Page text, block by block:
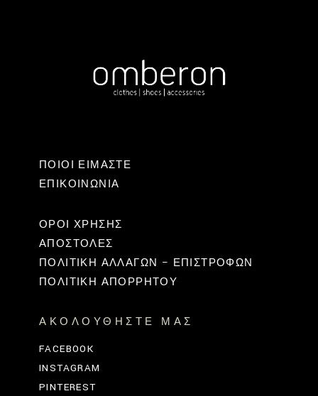
ΠΟΙΟΙ ΕΙΜΑΣΤΕ
ΕΠΙΚΟΙΝΩΝΊΑ
ΟΡΟΙ ΧΡΗΣΗΣ
ΑΠΟΣΤΟΛΕΣ
ΠΟΛΙΤΙΚΉ ΑΛΛΑΓΏΝ – ΕΠΙΣΤΡΟΦΏΝ
ΠΟΛΙΤΙΚΗ ΑΠΟΡΡΗΤΟΥ
ΑΚΟΛΟΥΘΉΣΤΕ ΜΑΣ
FACEBOOK
INSTAGRAM
PINTEREST